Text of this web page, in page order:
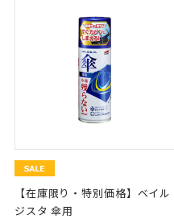
【在庫限り・特別価格】ベイル
ジスタ 傘用